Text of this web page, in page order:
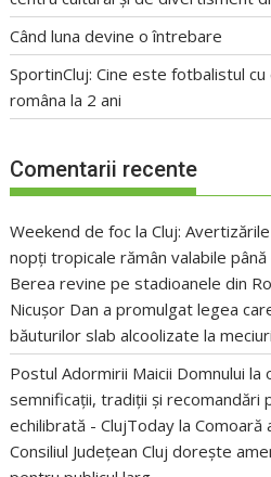
Când luna devine o întrebare
SportinCluj: Cine este fotbalistul
româna la 2 ani
Comentarii recente
Weekend de foc la Cluj:
nopți tropicale rămân valabile
Berea revine pe stadioanele din
Nicușor Dan a promulgat legea
băuturilor slab alcoolizate la meciuri
Postul Adormirii Maicii Domnului la
semnificații, tradiții și recomandări
echilibrată - ClujToday laComoară
Consiliul Județean Cluj dorește